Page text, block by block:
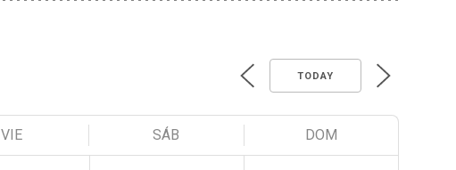
TODAY
VIE SÁB DOM